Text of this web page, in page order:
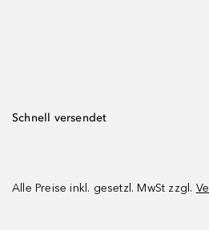
Schnell versendet
Alle Preise inkl. gesetzl. MwSt zzgl.